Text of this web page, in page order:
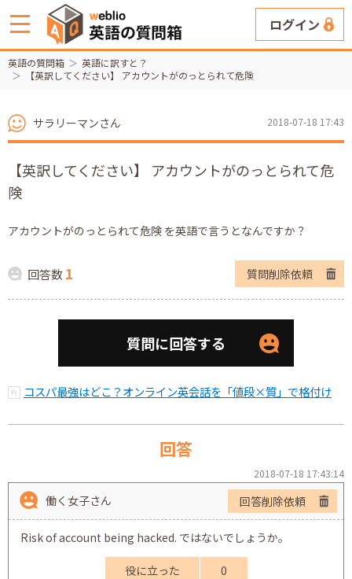
ログイン
英語の質問箱
英語に訳すと？
【英訳してください】 アカウントがのっとられて危険
サラリーマンさん 2018-07-18 17:43
【英訳してください】 アカウントがのっとられて危
険
アカウントがのっとられて危険 を英語で言うとなんですか？
回答数1 質問削除依頼
質問に回答する
コスパ最強はどこ？オンライン英会話を「値段×質」で格付け
回答
2018-07-18 17:43:14
働く女子さん 回答削除依頼
Risk of account being hacked. ではないでしょうか。
役に立った 0